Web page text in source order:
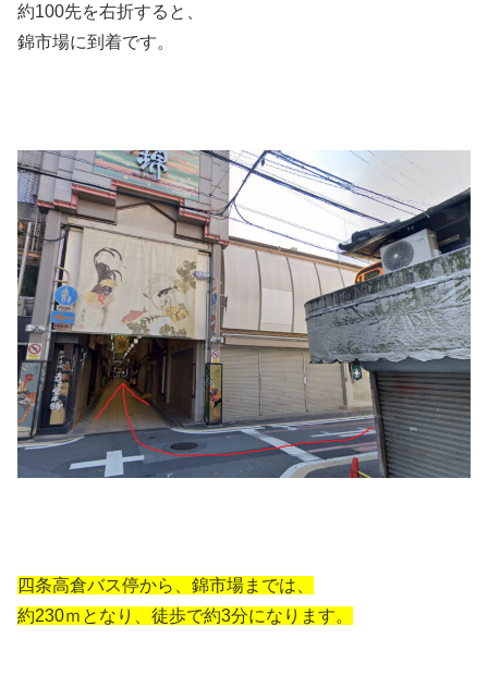
約100先を右折すると、
錦市場に到着です。
四条高倉バス停から、錦市場までは、
約230ｍとなり、徒歩で約3分になります。